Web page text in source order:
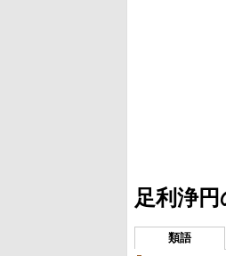
足利浄
類語